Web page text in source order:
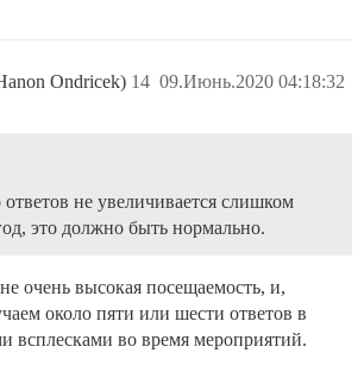
Ondricek) 09.Июнь.2020 04:18:32
14
не увеличивается слишком
это должно быть нормально.
очень высокая посещаемость, и,
около пяти или шести ответов в
всплесками во время мероприятий.